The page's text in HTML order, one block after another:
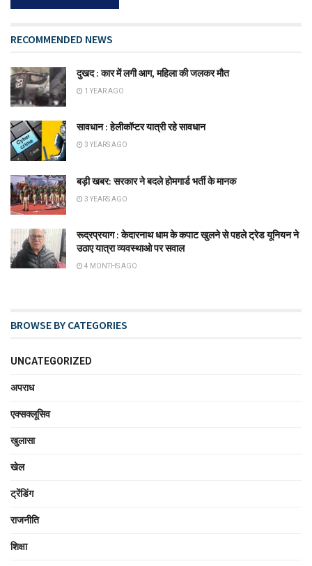
RECOMMENDED NEWS
दुखद : कार में लगी आग, महिला की जलकर मौत
1 YEAR AGO
सावधान : हेलीकॉप्टर यात्री रहे सावधान
3 YEARS AGO
बड़ी खबर: सरकार ने बदले होमगार्ड भर्ती के मानक
3 YEARS AGO
रूद्रप्रयाग : केदारनाथ धाम के कपाट खुलने से पहले ट्रेड यूनियन ने
उठाए यात्रा व्यवस्थाओ पर सवाल
4 MONTHS AGO
BROWSE BY CATEGORIES
UNCATEGORIZED
अपराध
एक्सक्लूसिव
खुलासा
खेल
ट्रेंडिंग
राजनीति
शिक्षा